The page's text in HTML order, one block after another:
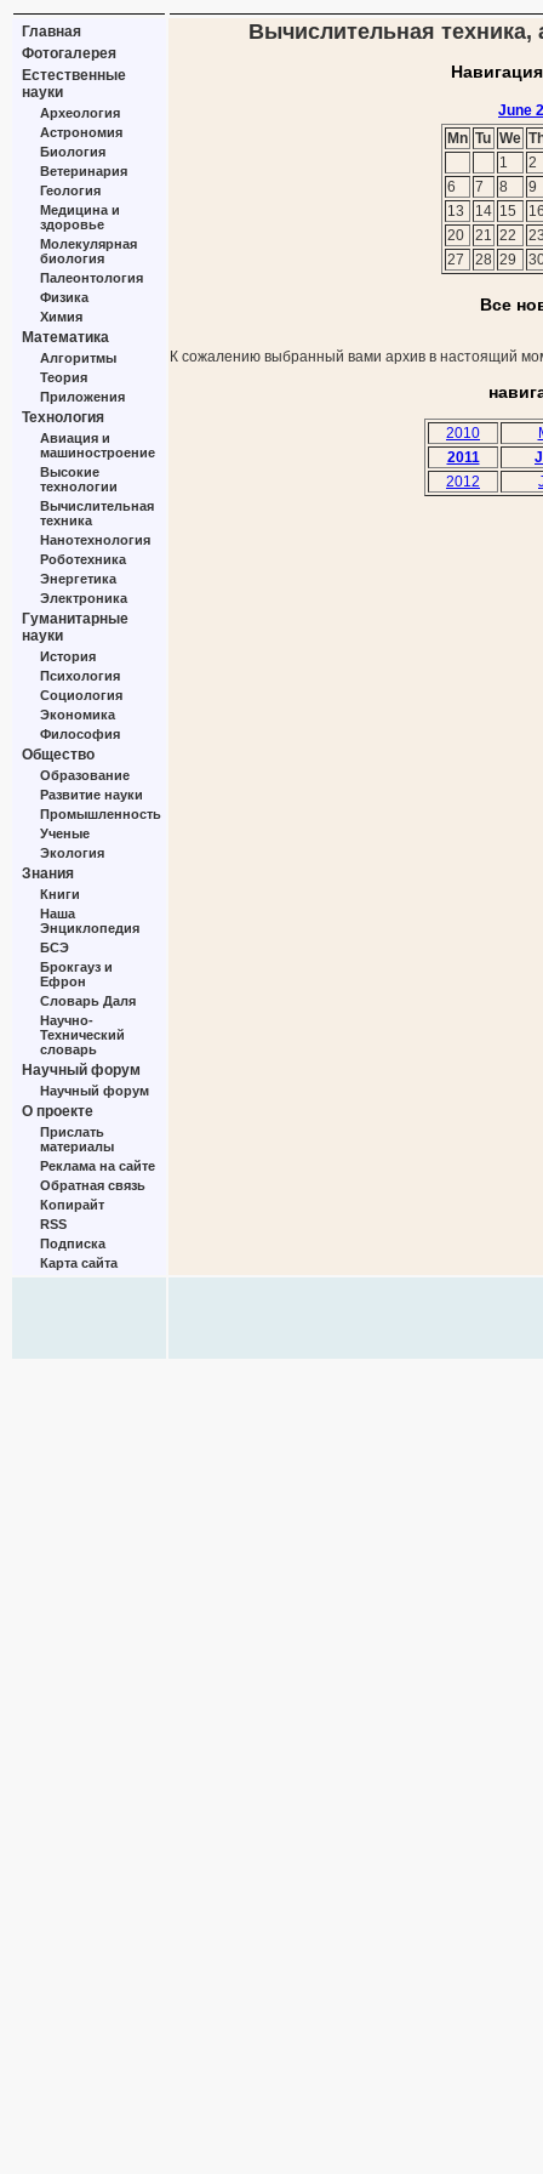
Главная
Фотогалерея
Естественные
науки
Археология
Астрономия
Биология
Ветеринария
Геология
Медицина и
здоровье
Молекулярная
биология
Палеонтология
Физика
Химия
Математика
Алгоритмы
Теория
Приложения
Технология
Авиация и
машиностроение
Высокие
технологии
Вычислительная
техника
Нанотехнология
Роботехника
Энергетика
Электроника
Гуманитарные
науки
История
Психология
Социология
Экономика
Философия
Общество
Образование
Развитие науки
Промышленность
Ученые
Экология
Знания
Книги
Наша
Энциклопедия
БСЭ
Брокгауз и
Ефрон
Словарь Даля
Научно-
Технический
словарь
Научный форум
Научный форум
О проекте
Прислать
материалы
Реклама на сайте
Обратная связь
Копирайт
RSS
Подписка
Карта сайта
Вычислительная техника,
June
Mn Tu We
1
2
6
7 8
9
13
14 15
20
21 22
27
28 29
Все
К сожалению выбранный вами архив в настоящий
2010
2011
2012